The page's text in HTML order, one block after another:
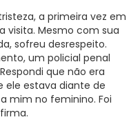
a primeira vez em
visita. Mesmo com sua
sofreu desrespeito.
um policial penal
que não era
ele estava diante de
mim no feminino. Foi